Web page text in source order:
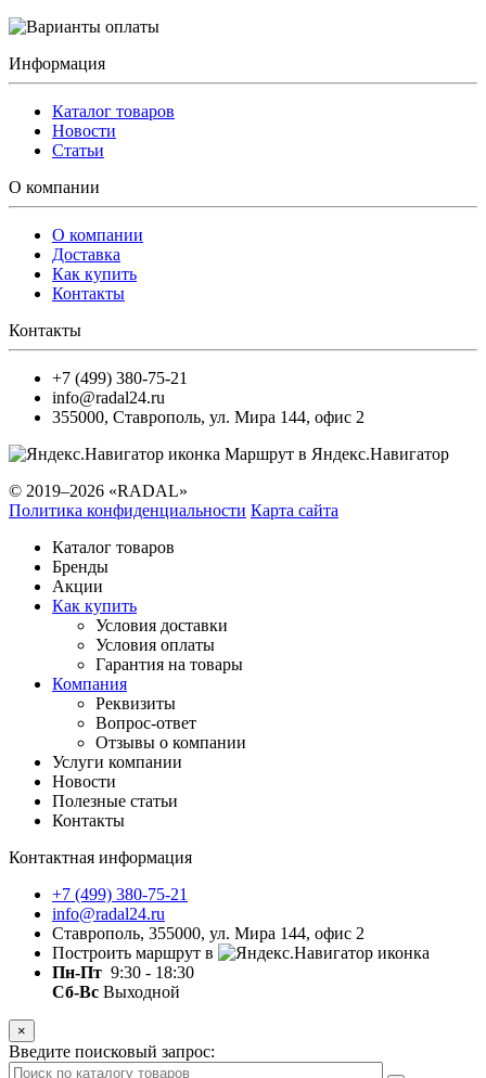
Информация
Каталог товаров
Новости
Статьи
О компании
О компании
Доставка
Как купить
Контакты
Контакты
+7 (499) 380-75-21
info@radal24.ru
355000, Ставрополь, ул. Мира 144, офис 2
Маршрут в Яндекс.Навигатор
© 2019–2026 «RADAL»
Политика конфиденциальности Карта сайта
Каталог товаров
Бренды
Акции
Как купить
Условия доставки
Условия оплаты
Гарантия на товары
Компания
Реквизиты
Вопрос-ответ
Отзывы о компании
Услуги компании
Новости
Полезные статьи
Контакты
Контактная информация
+7 (499) 380-75-21
info@radal24.ru
Ставрополь, 355000, ул. Мира 144, офис 2
Построить маршрут в
Пн-Пт 9:30 - 18:30
Сб-Вс Выходной
×
Введите поисковый запрос: